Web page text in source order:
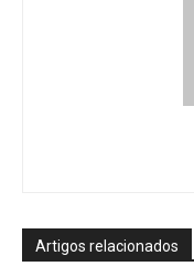
Artigos relacionados